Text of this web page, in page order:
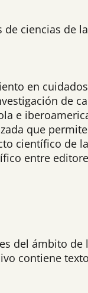
ciencias de
en
de
e
que
científico de
entre
del ámbito
contiene